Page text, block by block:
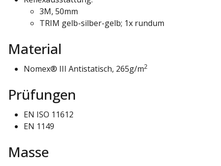
3M, 50mm
TRIM gelb-silber-gelb; 1x rundum
Material
Nomex® III Antistatisch, 265g/m2
Prüfungen
EN ISO 11612
EN 1149
Masse